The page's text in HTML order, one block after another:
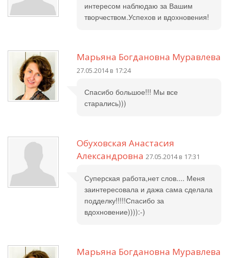
интересом наблюдаю за Вашим
творчеством.Успехов и вдохновения!
Марьяна Богдановна Муравлева
27.05.2014 в 17:24
Спасибо большое!!! Мы все
старались)))
Обуховская Анастасия
Александровна 27.05.2014 в 17:31
Суперская работа,нет слов.... Меня
заинтересовала и дажа сама сделала
подделку!!!!!Спасибо за
вдохновение)))):-)
Марьяна Богдановна Муравлева